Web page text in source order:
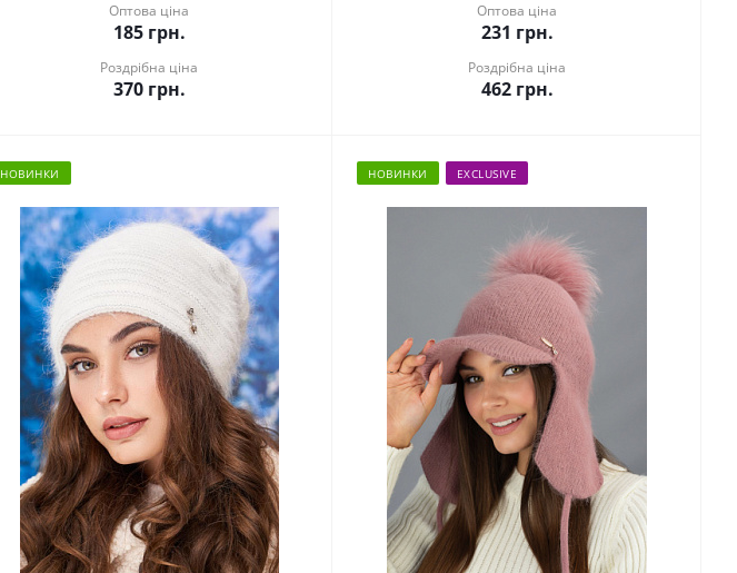
Оптова ціна
185грн.
Роздрібна ціна
370грн.
Оптова ціна
231 грн.
Роздрібна ціна
462грн.
НОВИНКИ НОВИНКИ EXCLUSIVE